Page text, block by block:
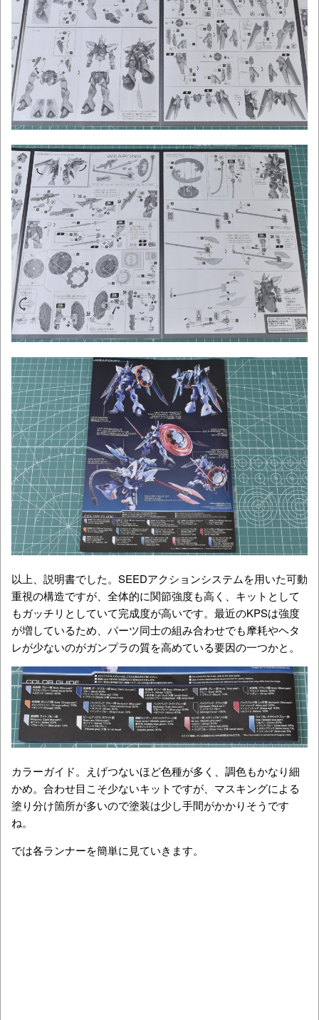
以上、説明書でした。SEEDアクションシステムを用いた可動
重視の構造ですが、全体的に関節強度も高く、キットとして
もガッチリとしていて完成度が高いです。最近のKPSは強度
が増しているため、パーツ同士の組み合わせでも摩耗やヘタ
レが少ないのがガンプラの質を高めている要因の一つかと。
カラーガイド。えげつないほど色種が多く、調色もかなり細
かめ。合わせ目こそ少ないキットですが、マスキングによる
塗り分け箇所が多いので塗装は少し手間がかかりそうです
ね。
では各ランナーを簡単に見ていきます。